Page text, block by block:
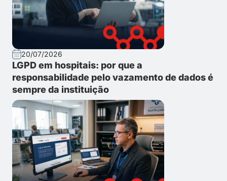
20/07/2026
LGPD em hospitais: por que a
responsabilidade pelo vazamento de dados é
sempre da instituição